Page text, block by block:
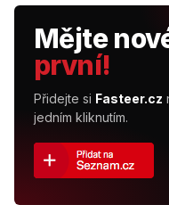
Mějte
první!
Přidejte si Fasteer.cz
jedním kliknutím.